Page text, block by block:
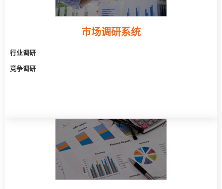
市场调研系统
行业调研
竞争调研